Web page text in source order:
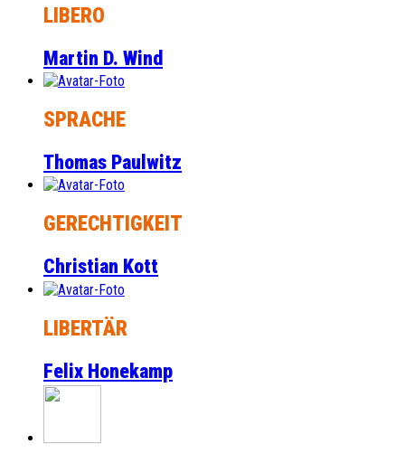
LIBERO
Martin D. Wind
SPRACHE
Thomas Paulwitz
GERECHTIGKEIT
Christian Kott
LIBERTÄR
Felix Honekamp